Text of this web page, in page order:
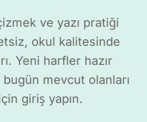
ve yazı pratiği
okul kalitesinde
Yeni harfler hazır
mevcut olanları
giriş yapın.